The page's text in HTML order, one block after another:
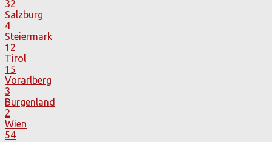
32
Salzburg
4
Steiermark
12
Tirol
15
Vorarlberg
3
Burgenland
2
Wien
54